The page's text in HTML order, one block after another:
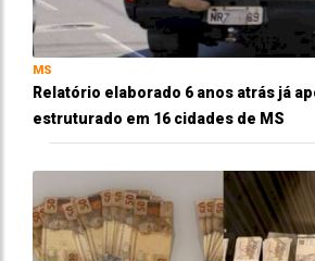
MS
Relatório elaborado 6 anos atrás já
estruturado em 16 cidades de MS